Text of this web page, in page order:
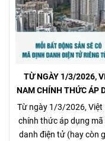
TỪ NGÀY 1/3/2026,
NAM CHÍNH THỨC ÁP
MÃ ĐỊNH DANH BẤT
SẢN
Từ ngày 1/3/2026, Việt
chính thức áp dụng mã
danh điện tử (hay còn